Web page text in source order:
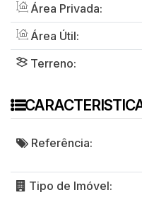
Área Privada:
Área Útil:
Terreno:
Referência:
Tipo de Imóvel: